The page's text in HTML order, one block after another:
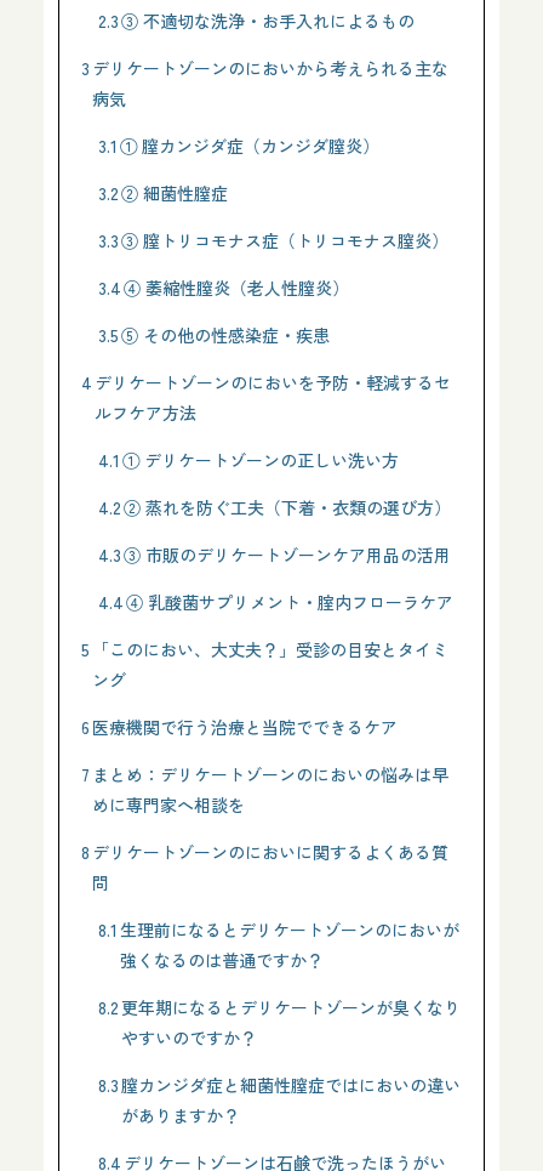
2.3③ 不適切な洗浄・お手入れによるもの
3 デリケートゾーンのにおいから考えられる主な
病気
3.1 ① 膣カンジダ症（カンジダ膣炎）
3.2② 細菌性膣症
3.3③ 膣トリコモナス症（トリコモナス膣炎）
3.4④ 萎縮性膣炎（老人性膣炎）
3.5⑤ その他の性感染症・疾患
4 デリケートゾーンのにおいを予防・軽減するセ
ルフケア方法
4.1 ① デリケートゾーンの正しい洗い方
4.2② 蒸れを防ぐ工夫（下着・衣類の選び方）
4.3③ 市販のデリケートゾーンケア用品の活用
4.4④ 乳酸菌サプリメント・腟内フローラケア
5 「このにおい、大丈夫？」受診の目安とタイミ
ング
6 医療機関で行う治療と当院でできるケア
7 まとめ：デリケートゾーンのにおいの悩みは早
めに専門家へ相談を
8 デリケートゾーンのにおいに関するよくある質
問
8.1 生理前になるとデリケートゾーンのにおいが
強くなるのは普通ですか？
8.2 更年期になるとデリケートゾーンが臭くなり
やすいのですか？
8.3膣カンジダ症と細菌性膣症ではにおいの違い
がありますか？
8.4 デリケートゾーンは石鹸で洗ったほうがい